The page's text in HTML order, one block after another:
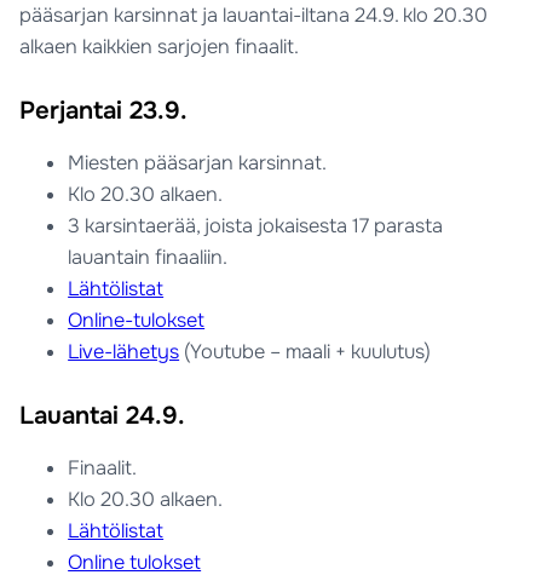
pääsarjan karsinnat ja lauantai-iltana 24.9. klo 20.30
alkaen kaikkien sarjojen finaalit.
Perjantai 23.9.
Miesten pääsarjan karsinnat.
Klo 20.30 alkaen.
3 karsintaerää, joista jokaisesta 17 parasta
lauantain finaaliin.
Lähtölistat
Online-tulokset
Live-lähetys (Youtube – maali + kuulutus)
Lauantai 24.9.
Finaalit.
Klo 20.30 alkaen.
Lähtölistat
Online tulokset